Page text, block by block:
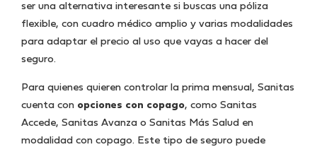
ser una alternativa interesante si buscas una póliza
flexible, con cuadro médico amplio y varias modalidades
para adaptar el precio al uso que vayas a hacer del
seguro.
Para quienes quieren controlar la prima mensual, Sanitas
cuenta con opciones con copago, como Sanitas
Accede, Sanitas Avanza o Sanitas Más Salud en
modalidad con copago. Este tipo de seguro puede